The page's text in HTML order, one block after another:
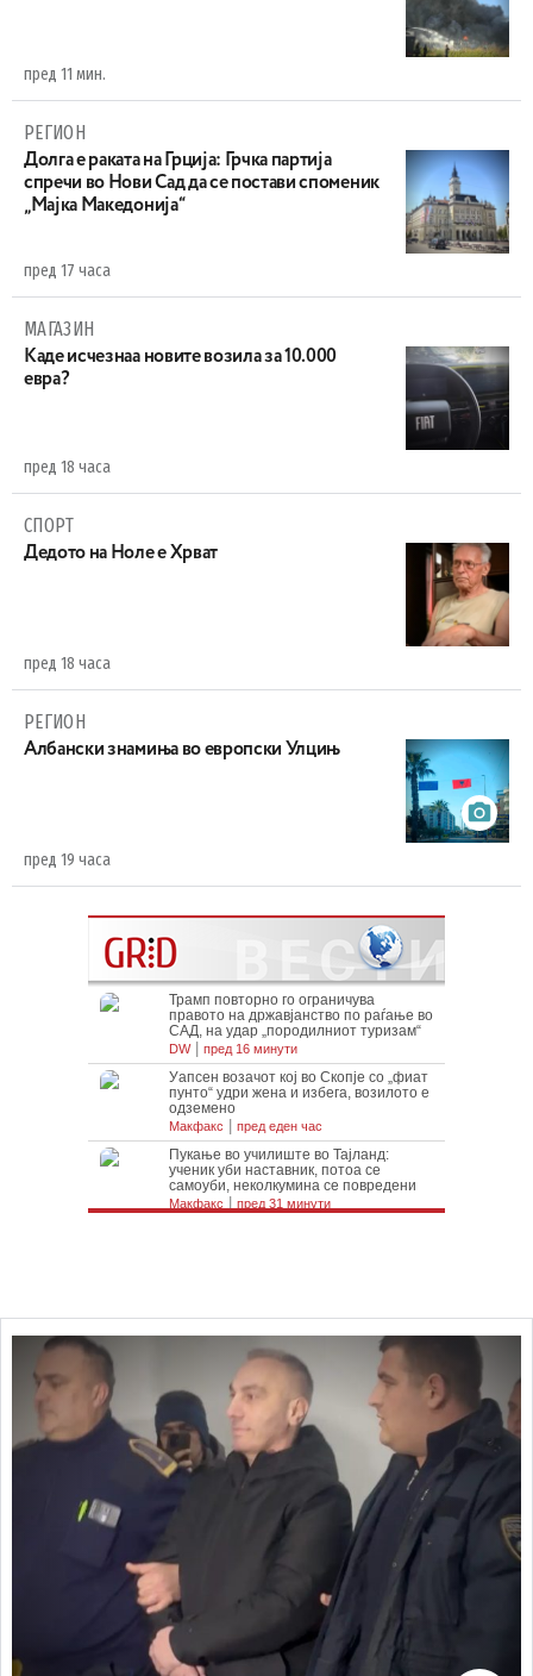
пред 11 мин.
РЕГИОН
Долга е раката на Грција: Грчка партија
спречи во Нови Сад да се постави споменик
„Мајка Македонија“
пред 17 часа
МАГАЗИН
Каде исчезнаа новите возила за 10.000
евра?
пред 18 часа
СПОРТ
Дедото на Ноле е Хрват
пред 18 часа
РЕГИОН
Aлбански знамиња во европски Улцињ
пред 19 часа